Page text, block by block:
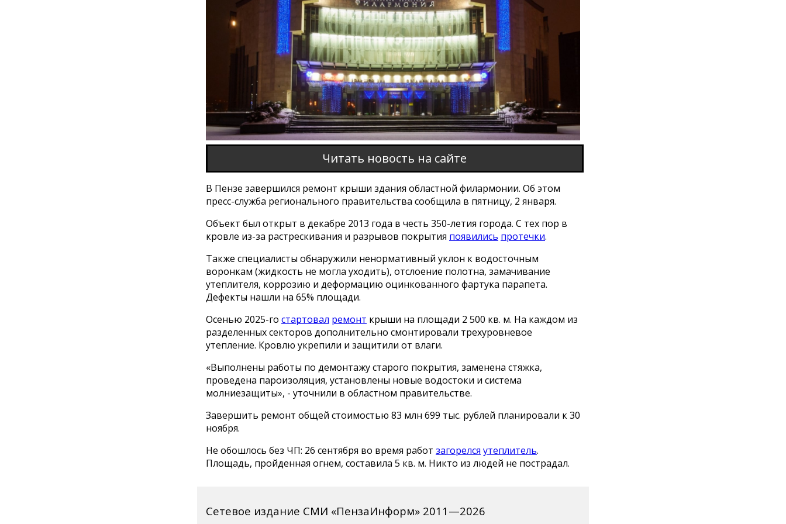
Читать новость на сайте
В Пензе завершился ремонт крыши здания областной филармонии. Об этом
пресс-служба регионального правительства сообщила в пятницу, 2 января.
Объект был открыт в декабре 2013 года в честь 350-летия города. С тех пор в
кровле из-за растрескивания и разрывов покрытия появились протечки.
Также специалисты обнаружили ненормативный уклон к водосточным
воронкам (жидкость не могла уходить), отслоение полотна, замачивание
утеплителя, коррозию и деформацию оцинкованного фартука парапета.
Дефекты нашли на 65% площади.
Осенью 2025-го стартовал ремонт крыши на площади 2 500 кв. м. На каждом из
разделенных секторов дополнительно смонтировали трехуровневое
утепление. Кровлю укрепили и защитили от влаги.
«Выполнены работы по демонтажу старого покрытия, заменена стяжка,
проведена пароизоляция, установлены новые водостоки и система
молниезащиты», - уточнили в областном правительстве.
Завершить ремонт общей стоимостью 83 млн 699 тыс. рублей планировали к 30
ноября.
Не обошлось без ЧП: 26 сентября во время работ загорелся утеплитель.
Площадь, пройденная огнем, составила 5 кв. м. Никто из людей не пострадал.
Сетевое издание СМИ «ПензаИнформ» 2011—2026